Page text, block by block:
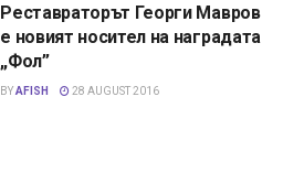
Реставраторът Георги Мавров
е новият носител на наградата
„Фол”
BYAFISH 28 AUGUST 2016